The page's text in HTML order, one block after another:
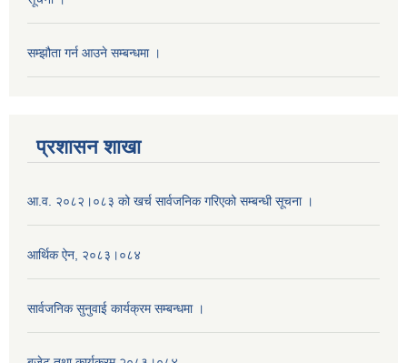
सम्झौता गर्न आउने सम्बन्धमा ।
प्रशासन शाखा
आ.व. २०८२।०८३ को खर्च सार्वजनिक गरिएको सम्बन्धी सूचना ।
आर्थिक ऐन, २०८३।०८४
सार्वजनिक सुनुवाई कार्यक्रम सम्बन्धमा ।